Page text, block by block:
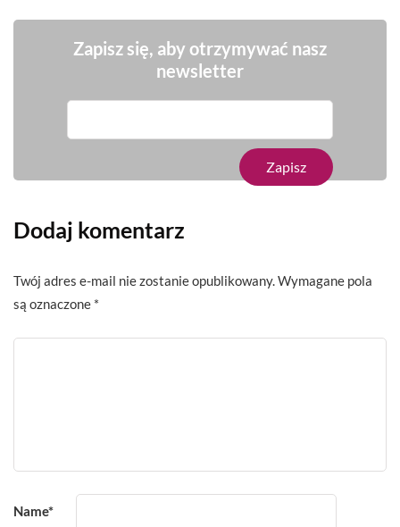
Zapisz się, aby otrzymywać nasz
newsletter
Dodaj komentarz
Twój adres e-mail nie zostanie opublikowany. Wymagane pola
są oznaczone *
Name*